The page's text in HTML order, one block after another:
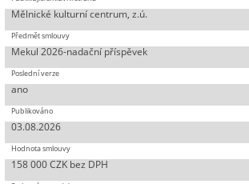
Mělnické kulturní centrum, z.ú.
Mekul 2026-nadační příspěvek
ano
03.08.2026
158 000 CZK bez DPH